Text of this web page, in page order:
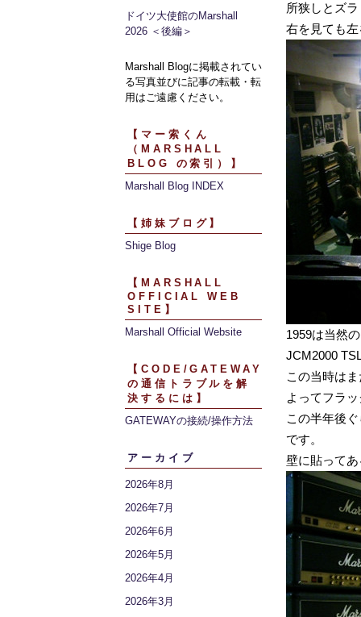
ドイツ大使館のMarshall
2026 ＜後編＞
Marshall Blogに掲載されてい
る写真並びに記事の転載・転
用はご遠慮ください。
【マー索くん
（MARSHALL
BLOG の索引）】
Marshall Blog INDEX
【姉妹ブログ】
Shige Blog
【MARSHALL
OFFICIAL WEB
SITE】
Marshall Official Website
【CODE/GATEWAY
の通信トラブルを解
決するには】
GATEWAYの接続/操作方法
アーカイブ
2026年8月
2026年7月
2026年6月
2026年5月
2026年4月
2026年3月
所狭しとズ
右を見ても
1959は当然
JCM2000
この当時は
よってフラ
この半年後
です。
壁に貼って